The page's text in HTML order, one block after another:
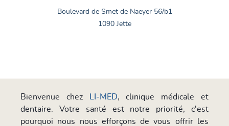
Boulevard de Smet de Naeyer 56/b1
1090 Jette
Bienvenue chez LI-MED, clinique médicale et
dentaire. Votre santé est notre priorité, c'est
pourquoi nous nous efforçons de vous offrir les